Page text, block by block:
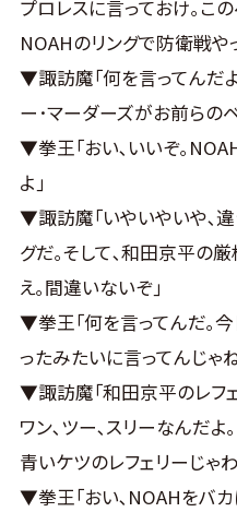
プロレスに言っておけ｡こ
NOAHのリングで防衛戦や
▼諏訪魔｢何を言ってんだ
ー･マーダーズがお前らの
▼拳王｢おい､いいぞ｡
よ｣
▼諏訪魔｢いやいやいや､
グだ｡そして､和田京平の
え｡間違いないぞ｣
▼拳王｢何を言ってんだ｡今
ったみたいに言ってんじゃ
▼諏訪魔｢和田京平のレフ
ワン､ツー､スリーなんだ
青いケツのレフェリーじゃ
▼拳王｢おい､NOAHをバカ